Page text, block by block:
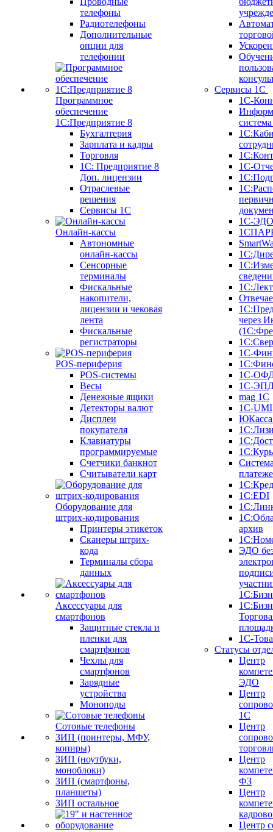
телефоны
Радиотелефоны
Дополнительные
опции для
телефонии
Программное
обеспечение
1С:Предприятие 8
Бухгалтерия
Зарплата и кадры
Торговля
1C: Предприятие 8
Доп. лицензии
Отраслевые
решения
Сервисы 1С
Онлайн-кассы
Автономные
онлайн-кассы
Сенсорные
терминалы
Фискальные
накопители,
лицензии и чековая
лента
Фискальные
регистраторы
POS-периферия
POS-системы
Весы
Денежные ящики
Детекторы валют
Дисплеи
покупателя
Клавиатуры
программируемые
Счетчики банкнот
Считыватели карт
Оборудование для
штрих-кодирования
Принтеры этикеток
Сканеры штрих-
кода
Терминалы сбора
данных
Аксессуары для
смартфонов
Защитные стекла и
пленки для
смартфонов
Чехлы для
смартфонов
Зарядные
устройства
Моноподы
Сотовые телефоны
ЗИП (принтеры, МФУ,
копиры)
ЗИП (ноутбуки,
моноблоки)
ЗИП (смартфоны,
планшеты)
ЗИП остальное
Сервисы 1С
1С-
1С-
1С-ЭДО
через
1С-
1С-
1С-
mag 1C
1C-UMI
1С:EDI
архив
ЭДО
1С-
Статусы
Центр
ЭДО
Центр
1С
Центр
Центр
ФЗ
Центр
Центр